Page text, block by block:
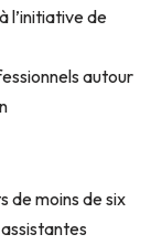
l’initiative de
autour
de moins de six